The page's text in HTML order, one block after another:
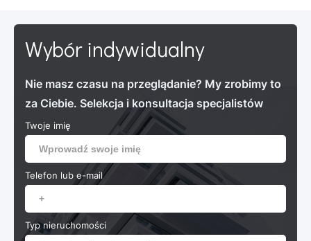
Wybór indywidualny
Nie masz czasu na przeglądanie? My zrobimy to
za Ciebie. Selekcja i konsultacja specjalistów
Twoje imię
Telefon lub e-mail
Typ nieruchomości